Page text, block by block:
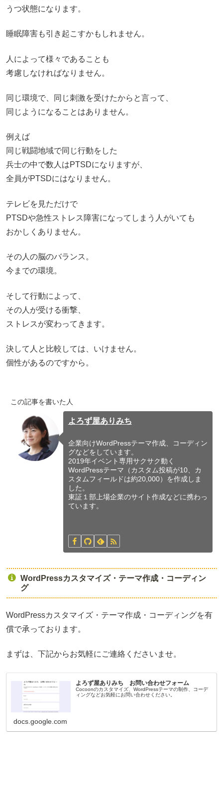
うつ状態になります。
睡眠障害も引き起こすかもしれません。
人によって様々であることも
考慮しなければなりません。
同じ環境で、同じ刺激を受けたからと言って、
同じようになることはありません。
例えば
同じ戦闘地域で同じ行動をした
兵士の中で数人はPTSDになりますが、
全員がPTSDにはなりません。
テレビを見ただけで
PTSDや急性ストレス障害になってしまう人がいても
おかしくありません。
その人の脳のバランス。
今までの環境。
そして行動によって、
その人が受ける衝撃、
ストレスが変わってきます。
決して人と比較しては、いけません。
個性があるのですから。
この記事を書いた人
よろず屋ありみち
企業向けWordPressテーマ作成、コーディン
グなどをしています。
2019年イベント専用サクサク動く
WordPressテーマ（カスタム投稿が10、カ
スタムフィールドは約20,000）を作成しま
した。
東証１部上場企業のサイト作成などに携わっ
ています。
WordPressカスタマイズ・テーマ作成・コーディン
グ
WordPressカスタマイズ・テーマ作成・コーディングを有
償で承っております。
まずは、下記からお気軽にご連絡くださいませ。
よろず屋ありみち お問い合わせフォーム
Cocoonのカスタマイズ、WordPressテーマの制作、コーデ
ィングなどお気軽にお問い合わせください。
docs.google.com